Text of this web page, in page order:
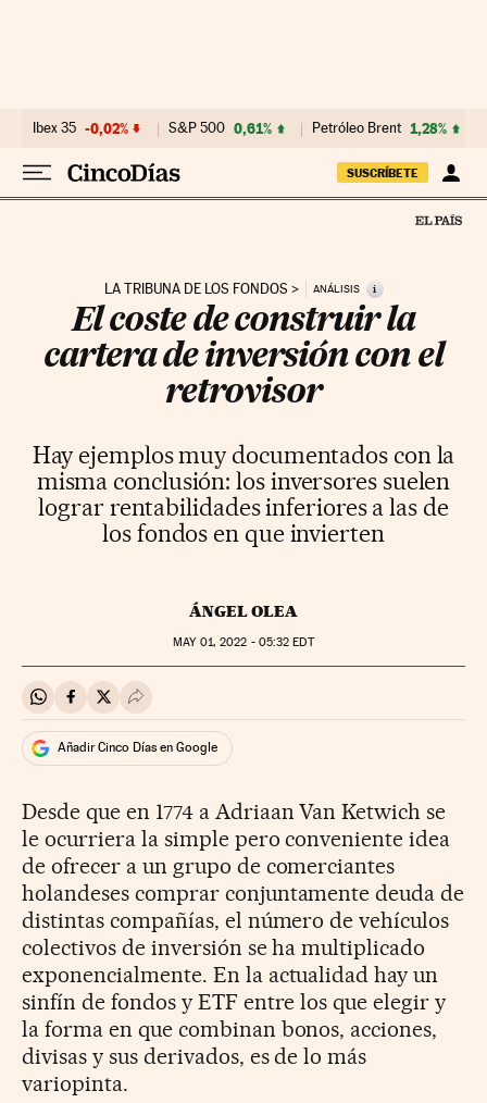
Ibex 35 -0,02% S&P 500 0,61% Petróleo Brent 1,28%
SUSCRÍBETE
LA TRIBUNA DE LOS FONDOS ANÁLISIS i
El coste de construir la
cartera de inversión con el
retrovisor
Hay ejemplos muy documentados con la
misma conclusión: los inversores suelen
lograr rentabilidades inferiores a las de
los fondos en que invierten
ÁNGEL OLEA
MAY01, 2022 - 05:32 EDT
Compartir en Whatsapp
Compartir en Facebook
Compartir en Twitter
Desplegar Redes Sociales
Añadir Cinco Días en Google
Desde que en 1774 a Adriaan Van Ketwich se
le ocurriera la simple pero conveniente idea
de ofrecer a un grupo de comerciantes
holandeses comprar conjuntamente deuda de
distintas compañías, el número de vehículos
colectivos de inversión se ha multiplicado
exponencialmente. En la actualidad hay un
sinfín de fondos y ETF entre los que elegir y
la forma en que combinan bonos, acciones,
divisas y sus derivados, es de lo más
variopinta.